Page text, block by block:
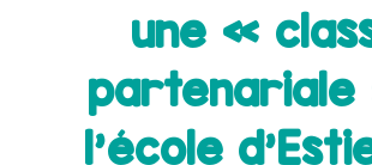
une «
l’école